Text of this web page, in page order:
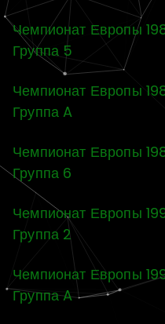
Чемпионат Европы
Группа 5
Чемпионат Европы
Группа A
Чемпионат Европы
Группа 6
Чемпионат Европы
Группа 2
Чемпионат Европы
Группа A